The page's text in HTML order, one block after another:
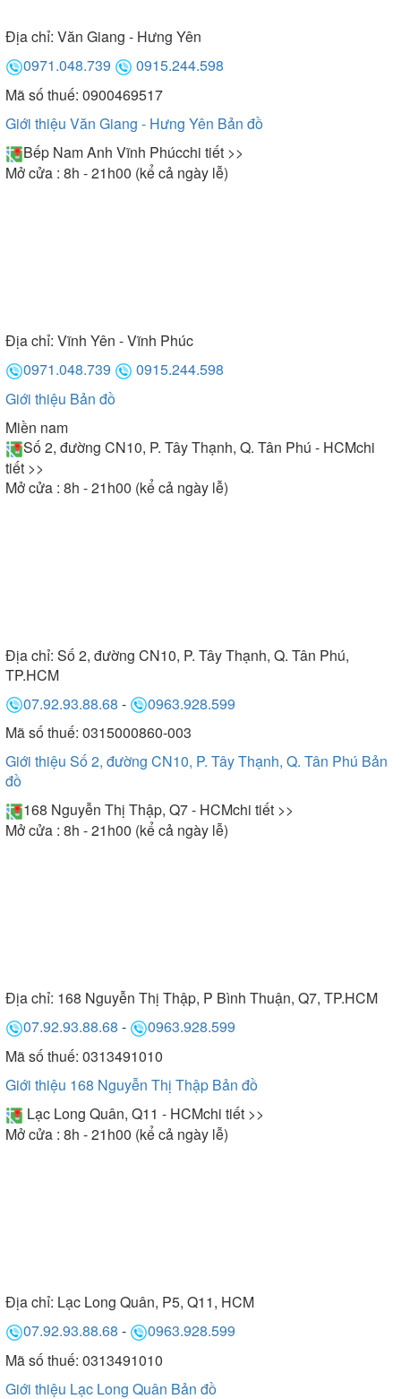
Địa chỉ: Văn Giang - Hưng Yên
0971.048.739
0915.244.598
Mã số thuế: 0900469517
Giới thiệu Văn Giang - Hưng Yên Bản đồ
Bếp Nam Anh Vĩnh Phúcchi tiết >>
Mở cửa : 8h - 21h00 (kể cả ngày lễ)
Địa chỉ: Vĩnh Yên - Vĩnh Phúc
0971.048.739
0915.244.598
Giới thiệu Bản đồ
Miền nam
Số 2, đường CN10, P. Tây Thạnh, Q. Tân Phú - HCMchi
tiết >>
Mở cửa : 8h - 21h00 (kể cả ngày lễ)
Địa chỉ: Số 2, đường CN10, P. Tây Thạnh, Q. Tân Phú,
TP.HCM
07.92.93.88.68 -
0963.928.599
Mã số thuế: 0315000860-003
Giới thiệu Số 2, đường CN10, P. Tây Thạnh, Q. Tân Phú Bản
đồ
168 Nguyễn Thị Thập, Q7 - HCMchi tiết >>
Mở cửa : 8h - 21h00 (kể cả ngày lễ)
Địa chỉ: 168 Nguyễn Thị Thập, P Bình Thuận, Q7, TP.HCM
07.92.93.88.68 -
0963.928.599
Mã số thuế: 0313491010
Giới thiệu 168 Nguyễn Thị Thập Bản đồ
Lạc Long Quân, Q11 - HCMchi tiết >>
Mở cửa : 8h - 21h00 (kể cả ngày lễ)
Địa chỉ: Lạc Long Quân, P5, Q11, HCM
07.92.93.88.68 -
0963.928.599
Mã số thuế: 0313491010
Giới thiệu Lạc Long Quân Bản đồ